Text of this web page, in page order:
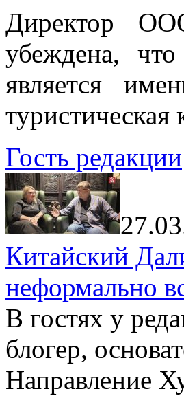
Директор
убеждена,
является
туристическая
Гость редакции
Китайский
неформально
В гостях у
блогер,
Направление